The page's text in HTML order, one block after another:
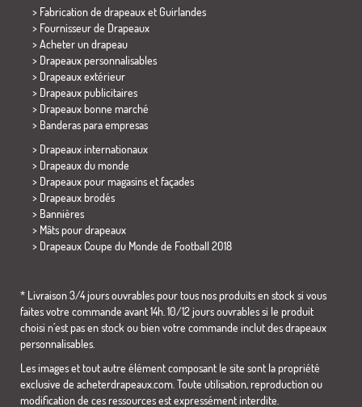
> Fabrication de drapeaux et Guirlandes
> Fournisseur de Drapeaux
> Acheter un drapeau
> Drapeaux personnalisables
> Drapeaux extérieur
> Drapeaux publicitaires
> Drapeaux bonne marché
> Banderas para empresas
> Drapeaux internationaux
> Drapeaux du monde
> Drapeaux pour magasins et façades
> Drapeaux brodés
> Bannières
> Mâts pour drapeaux
> Drapeaux Coupe du Monde de Football 2018
* Livraison 3/4 jours ouvrables pour tous nos produits en stock si vous
faites votre commande avant 14h. 10/12 jours ouvrables si le produit
choisi n´est pas en stock ou bien votre commande inclut des drapeaux
personnalisables.
Les images et tout autre élément composant le site sont la propriété
exclusive de acheterdrapeaux.com. Toute utilisation, reproduction ou
modification de ces ressources est expressément interdite.